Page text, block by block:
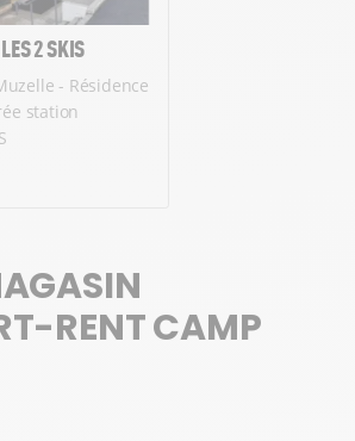
2 SKIS
- Résidence
station
RENT CAMP